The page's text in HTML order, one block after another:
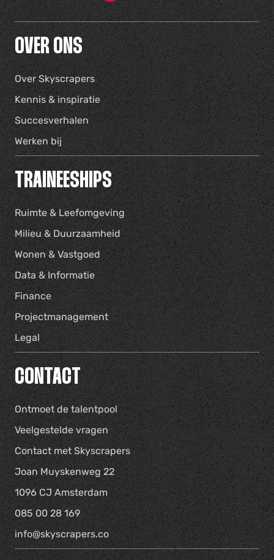
OVER ONS
Over Skyscrapers
Kennis & inspiratie
Succesverhalen
Werken bij
TRAINEESHIPS
Ruimte & Leefomgeving
Milieu & Duurzaamheid
Wonen & Vastgoed
Data & Informatie
Finance
Projectmanagement
Legal
CONTACT
Ontmoet de talentpool
Veelgestelde vragen
Contact met Skyscrapers
Joan Muyskenweg 22
1096 CJ Amsterdam
085 00 28 169
info@skyscrapers.co